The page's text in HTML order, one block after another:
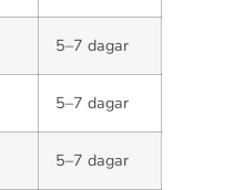
5–7 dagar
5–7 dagar
5–7 dagar